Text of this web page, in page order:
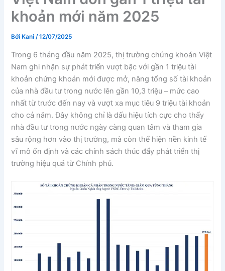
khoản mới năm 2025
Bởi Kani/12/07/2025
Trong 6 tháng đầu năm 2025, thị trường chứng khoán Việt
Nam ghi nhận sự phát triển vượt bậc với gần 1 triệu tài
khoản chứng khoán mới được mở, nâng tổng số tài khoản
của nhà đầu tư trong nước lên gần 10,3 triệu – mức cao
nhất từ trước đến nay và vượt xa mục tiêu 9 triệu tài khoản
cho cả năm. Đây không chỉ là dấu hiệu tích cực cho thấy
nhà đầu tư trong nước ngày càng quan tâm và tham gia
sâu rộng hơn vào thị trường, mà còn thể hiện nền kinh tế
vĩ mô ổn định và các chính sách thúc đẩy phát triển thị
trường hiệu quả từ Chính phủ.